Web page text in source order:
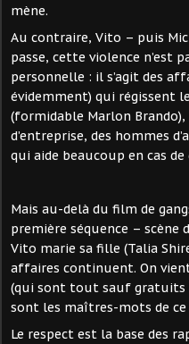
mène.
Au contraire, Vito – puis
passe, cette violence n’est
personnelle : il s’agit des
évidemment) qui régissent
(formidable Marlon Brando),
d’entreprise, des hommes
qui aide beaucoup en cas de
Mais au-delà du film de
première séquence – scène
Vito marie sa fille (Talia
affaires continuent. On
(qui sont tout sauf gratuits
sont les maîtres-mots de ce
Le respect est la base des